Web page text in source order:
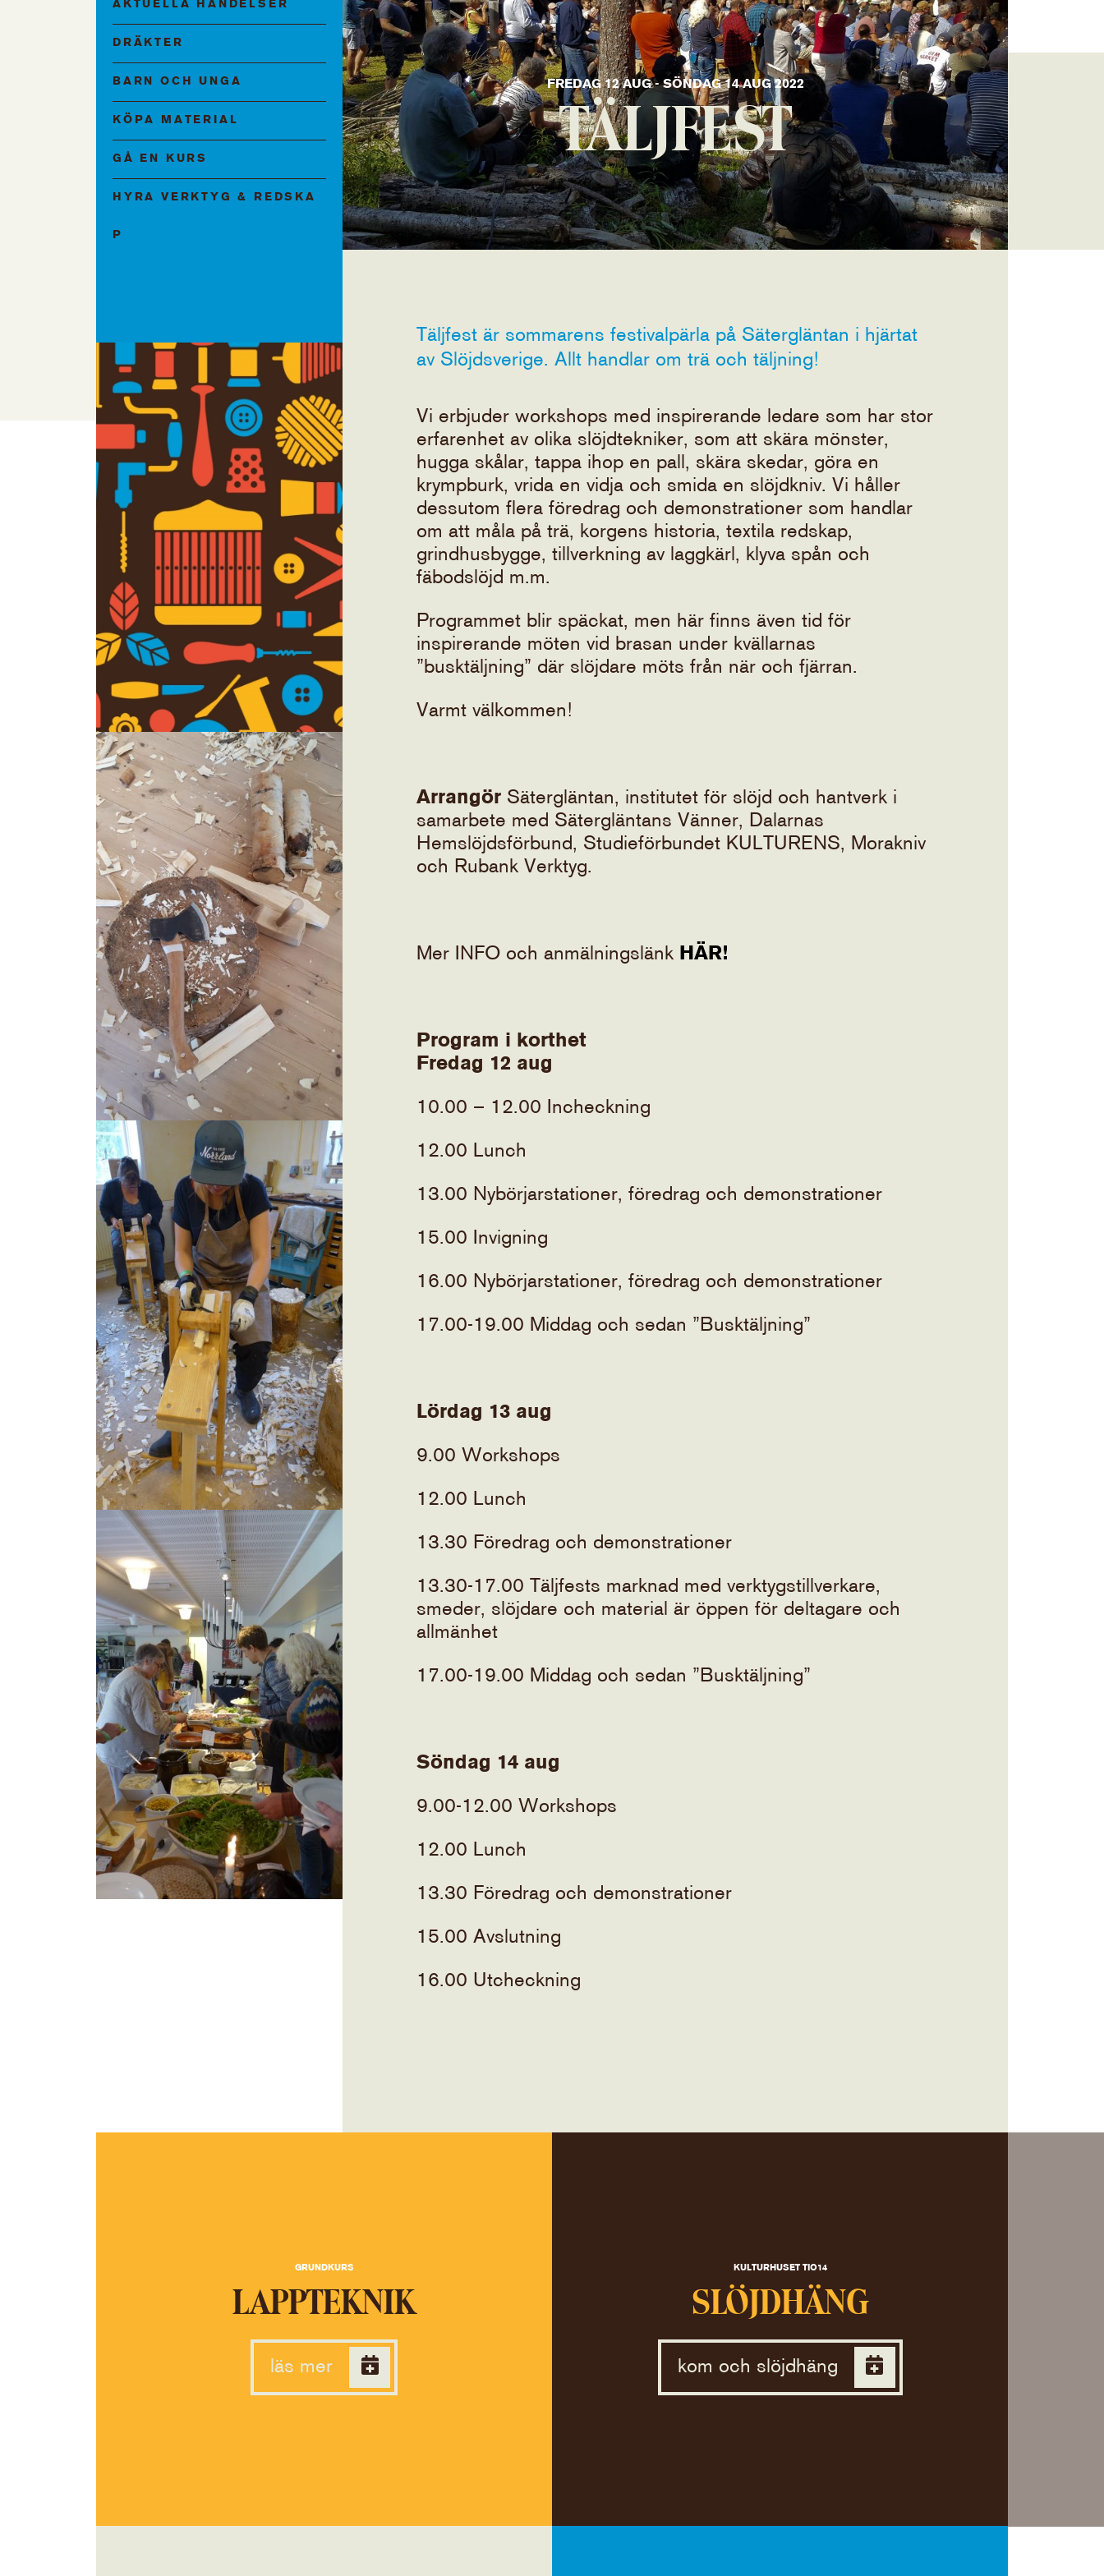
AKTUELLA HÄNDELSER
DRÄKTER
BARN OCH UNGA
KÖPA MATERIAL
GÅ EN KURS
HYRA VERKTYG & REDSKA
P
FREDAG 12 AUG - SÖNDAG 14 AUG 2022
TÄLJFEST
Täljfest är sommarens festivalpärla på Sätergläntan i hjärtat
av Slöjdsverige. Allt handlar om trä och täljning!
Vi erbjuder workshops med inspirerande ledare som har stor
erfarenhet av olika slöjdtekniker, som att skära mönster,
hugga skålar, tappa ihop en pall, skära skedar, göra en
krympburk, vrida en vidja och smida en slöjdkniv. Vi håller
dessutom flera föredrag och demonstrationer som handlar
om att måla på trä, korgens historia, textila redskap,
grindhusbygge, tillverkning av laggkärl, klyva spån och
fäbodslöjd m.m.
Programmet blir späckat, men här finns även tid för
inspirerande möten vid brasan under kvällarnas
”busktäljning” där slöjdare möts från när och fjärran.
Varmt välkommen!
Arrangör Sätergläntan, institutet för slöjd och hantverk i
samarbete med Sätergläntans Vänner, Dalarnas
Hemslöjdsförbund, Studieförbundet KULTURENS, Morakniv
och Rubank Verktyg.
Mer INFO och anmälningslänk HÄR!
Program i korthet
Fredag 12 aug
10.00 – 12.00 Incheckning
12.00 Lunch
13.00 Nybörjarstationer, föredrag och demonstrationer
15.00 Invigning
16.00 Nybörjarstationer, föredrag och demonstrationer
17.00-19.00 Middag och sedan ”Busktäljning”
Lördag 13 aug
9.00 Workshops
12.00 Lunch
13.30 Föredrag och demonstrationer
13.30-17.00 Täljfests marknad med verktygstillverkare,
smeder, slöjdare och material är öppen för deltagare och
allmänhet
17.00-19.00 Middag och sedan ”Busktäljning”
Söndag 14 aug
9.00-12.00 Workshops
12.00 Lunch
13.30 Föredrag och demonstrationer
15.00 Avslutning
16.00 Utcheckning
GRUNDKURS
LAPPTEKNIK
läs mer
KULTURHUSET TIO14
SLÖJDHÄNG
kom och slöjdhäng